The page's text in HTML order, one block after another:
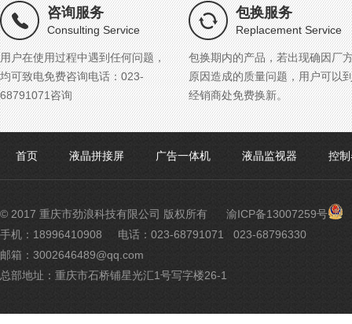
咨询服务
Consulting Service
用户在使用过程中遇到任何问题，
均可致电免费咨询电话：023-
68791071咨询
包换服务
Replacement Service
包换期内的产品，若出现确因厂
原因造成的质量问题，用户可以
经销商处免费换新。
首页 液晶拼接屏 广告一体机 液晶监视器 控
© 2017 重庆市劲浪科技有限公司 版权所有 渝ICP备13007259号 渝
手机：18996410908
电话：023-68791071 023-68796330
邮箱：3002646489@qq.com
总部地址：重庆市石桥铺星光汇1号写字楼26-1